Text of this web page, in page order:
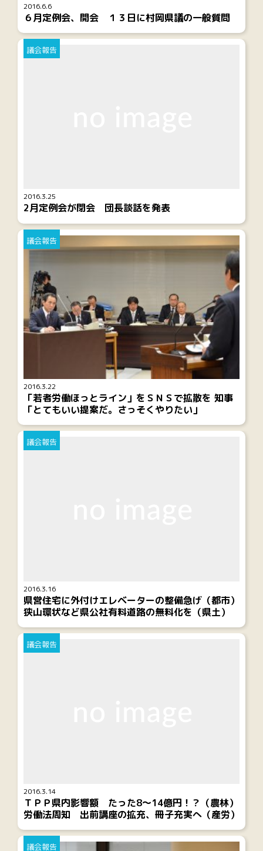
2016.6.6
６月定例会、開会 １３日に村岡県議の一般質問
2016.3.25
議会報告
2月定例会が閉会 団長談話を発表
2016.3.22
議会報告
「若者労働ほっとライン」をＳＮＳで拡散を 知事
「とてもいい提案だ。さっそくやりたい」
2016.3.16
議会報告
県営住宅に外付けエレベーターの整備急げ（都市）
狭山環状など県公社有料道路の無料化を（県土）
2016.3.14
議会報告
ＴＰＰ県内影響額 たった8～14億円！？（農林）
労働法周知 出前講座の拡充、冊子充実へ（産労）
議会報告